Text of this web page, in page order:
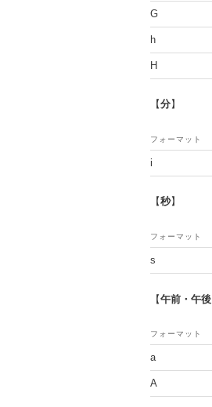
G
h
H
【分】
フォーマット
i
【秒】
フォーマット
s
【午前・午後
フォーマット
a
A